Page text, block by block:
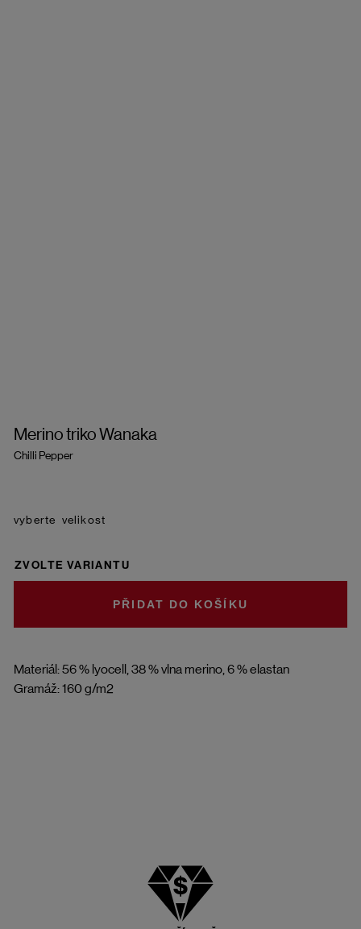
Merino triko Wanaka
Chilli Pepper
Materiál: 56 % lyocell, 38 % vlna merino, 6 % elastan
Gramáž: 160 g/m2
velikost
ZVOLTE VARIANTU
DO KOŠÍKU